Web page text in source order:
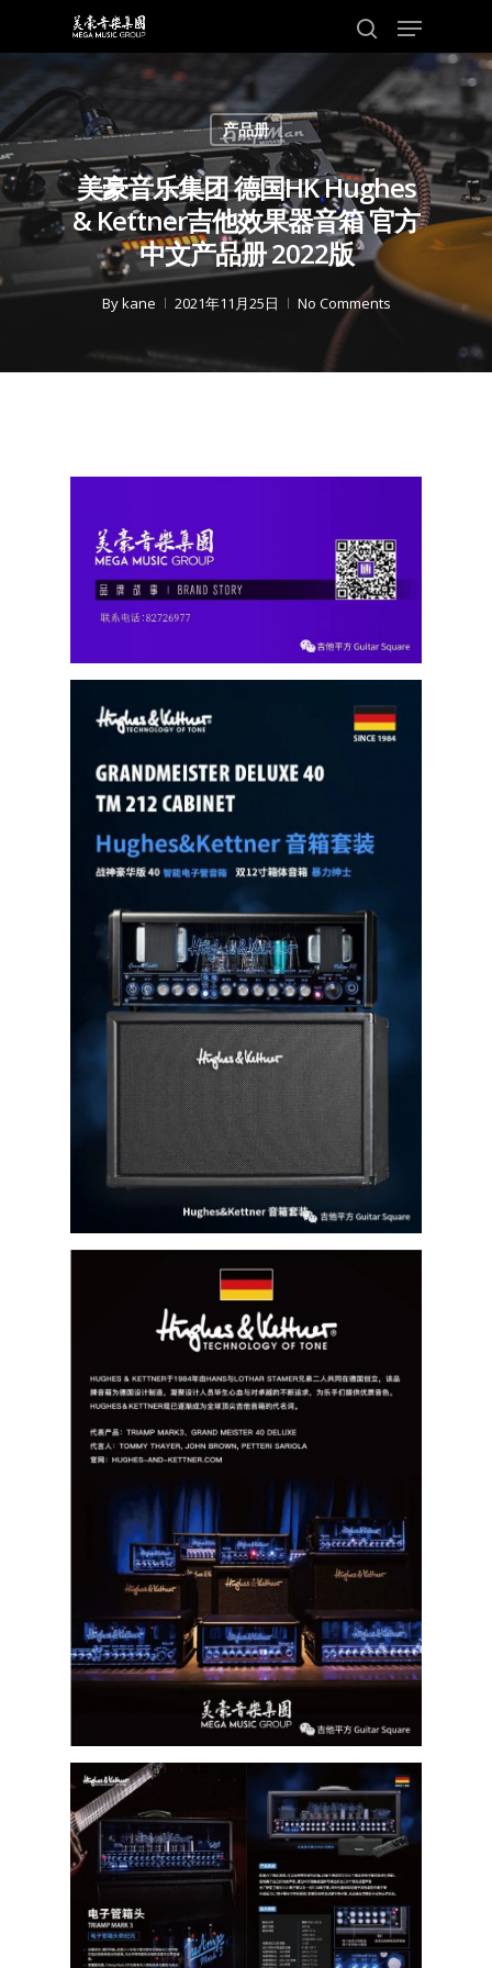
content
search
Menu
产品册
美豪音乐集团 德国HK Hughes
& Kettner吉他效果器音箱 官方
中文产品册 2022版
Bykane 2021年11月25日 No Comments